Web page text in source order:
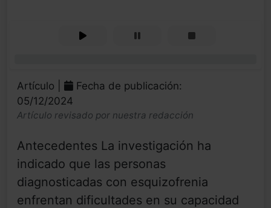
Artículo |
Fecha de publicación:
05/12/2024
Artículo revisado por nuestra redacción
Antecedentes La investigación ha
indicado que las personas
diagnosticadas con esquizofrenia
enfrentan dificultades en su capacidad